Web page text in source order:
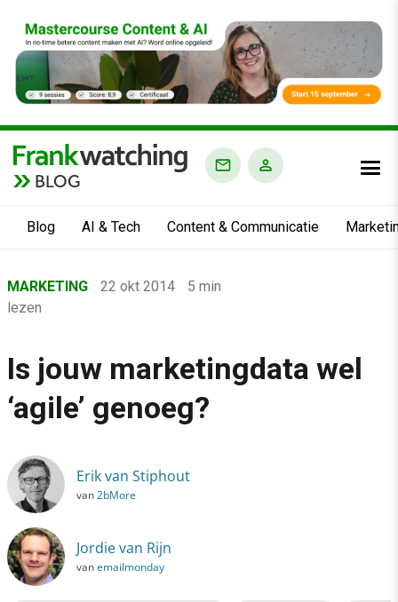
BLOG
Blog AI & Tech Content & Communicatie
›
Marketing
MARKETING 22 okt 2014
5 min
lezen
Is jouw marketingdata wel
‘agile’ genoeg?
Erik van Stiphout
van2bMore
Jordie van Rijn
vanemailmonday